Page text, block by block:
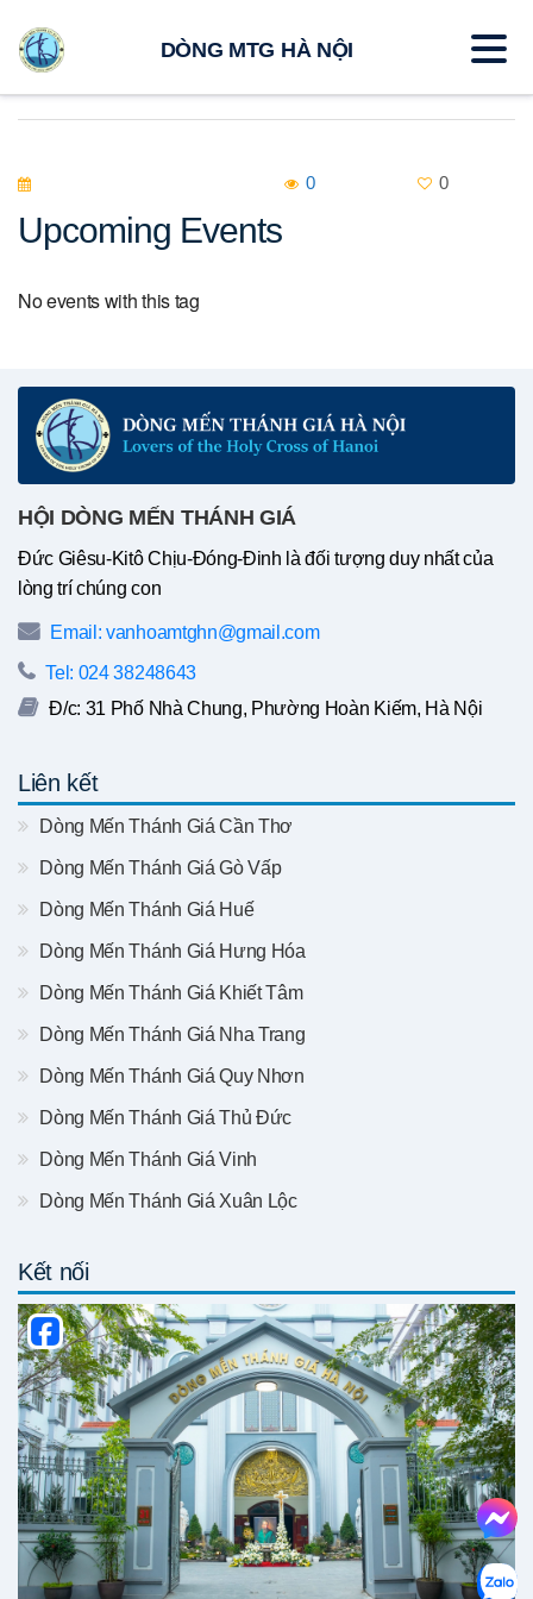
0 0
Upcoming Events
No events with this tag
HỘI DÒNG MẾN THÁNH GIÁ
Đức Giêsu-Kitô Chịu-Đóng-Đinh là đối tượng duy nhất của
lòng trí chúng con
Email: vanhoamtghn@gmail.com
Tel: 024 38248643
Đ/c: 31 Phố Nhà Chung, Phường Hoàn Kiếm, Hà Nội
Liên kết
Dòng Mến Thánh Giá Cần Thơ
Dòng Mến Thánh Giá Gò Vấp
Dòng Mến Thánh Giá Huế
Dòng Mến Thánh Giá Hưng Hóa
Dòng Mến Thánh Giá Khiết Tâm
Dòng Mến Thánh Giá Nha Trang
Dòng Mến Thánh Giá Quy Nhơn
Dòng Mến Thánh Giá Thủ Đức
Dòng Mến Thánh Giá Vinh
Dòng Mến Thánh Giá Xuân Lộc
Kết nối
DÒNG MTG HÀ NỘI